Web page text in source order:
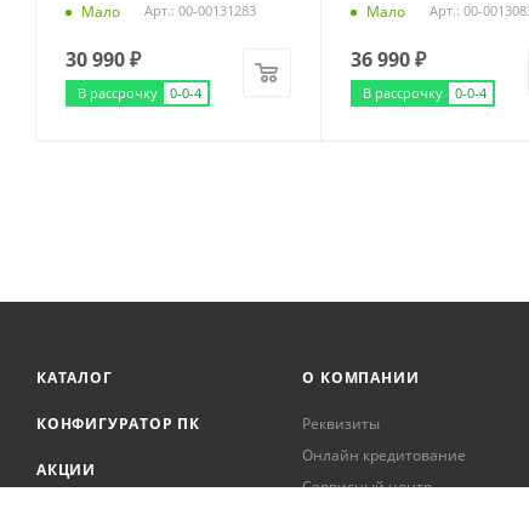
Мало Арт.: 00-00131283
30 990₽
В рассрочку 0-0-4
Мало Арт.: 00-
36 990₽
В рассрочку 0-0-4
КАТАЛОГ
КОНФИГУРАТОР ПК
АКЦИИ
О КОМПАНИИ
Реквизиты
Онлайн кредитование
Сервисный центр